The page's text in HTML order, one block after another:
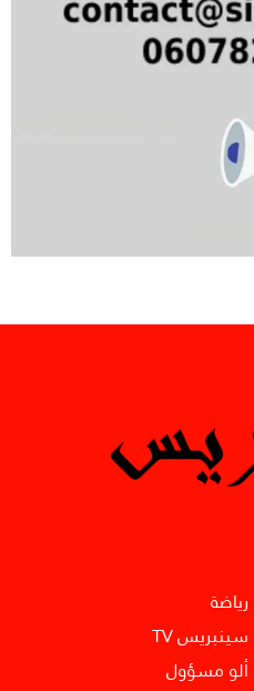
رياضة
سينبريس TV
ألو مسؤول